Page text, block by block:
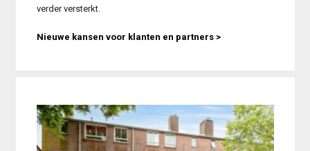
verder versterkt.
Nieuwe kansen voor klanten en partners >